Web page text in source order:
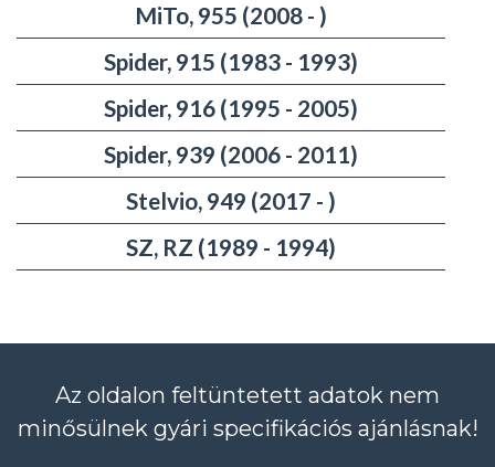
MiTo, 955 (2008 - )
Spider, 915 (1983 - 1993)
Spider, 916 (1995 - 2005)
Spider, 939 (2006 - 2011)
Stelvio, 949 (2017 - )
SZ, RZ (1989 - 1994)
Az oldalon feltüntetett adatok nem
minősülnek gyári specifikációs ajánlásnak!